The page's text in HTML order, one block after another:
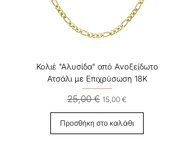
Κολιέ "Αλυσίδα" από Ανοξείδωτο
Ατσάλι με Επιχρύσωση 18Κ
Κανονική τιμή
25,00 € Τιμή Έκπτωσης
15,00 €
Προσθήκη στο καλάθι